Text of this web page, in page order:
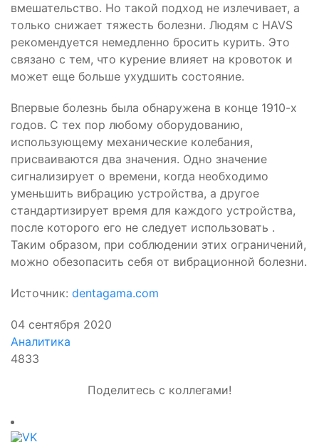
вмешательство. Но такой подход не излечивает, а
только снижает тяжесть болезни. Людям с HAVS
рекомендуется немедленно бросить курить. Это
связано с тем, что курение влияет на кровоток и
может еще больше ухудшить состояние.
Впервые болезнь была обнаружена в конце 1910-х
годов. С тех пор любому оборудованию,
использующему механические колебания,
присваиваются два значения. Одно значение
сигнализирует о времени, когда необходимо
уменьшить вибрацию устройства, а другое
стандартизирует время для каждого устройства,
после которого его не следует использовать .
Таким образом, при соблюдении этих ограничений,
можно обезопасить себя от вибрационной болезни.
Источник: dentagama.com
04 сентября 2020
Аналитика
4833
Поделитесь с коллегами!